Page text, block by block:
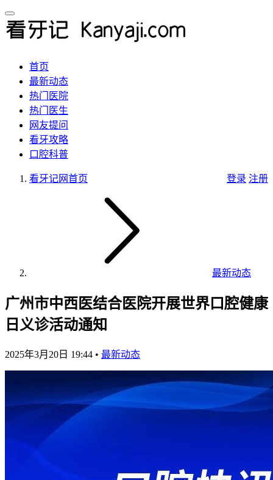
首页
最新动态
热门医院
热门医生
网友提问
看牙攻略
口腔科普
登录 注册
看牙记网首页
最新动态
广州市中西医结合医院开展世界口腔健康
日义诊活动通知
2025年3月20日 19:44 • 最新动态